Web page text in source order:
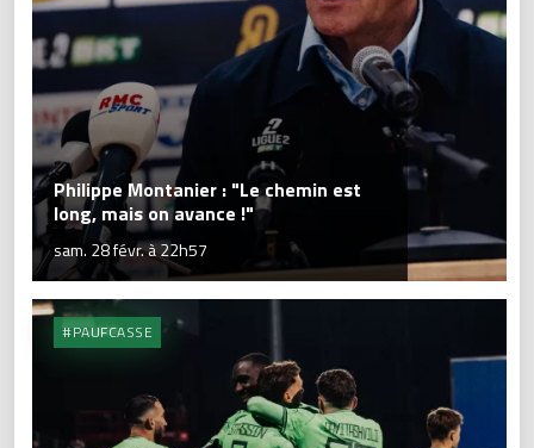
Philippe Montanier : "Le chemin est
long, mais on avance !"
sam. 28 févr. à 22h57
#PAUFCASSE